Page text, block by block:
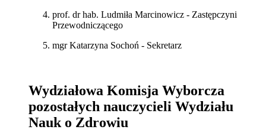
prof. dr hab. Ludmiła Marcinowicz - Zastępczyni
Przewodniczącego
mgr Katarzyna Sochoń - Sekretarz
Wydziałowa Komisja Wyborcza
pozostałych nauczycieli Wydziału
Nauk o Zdrowiu